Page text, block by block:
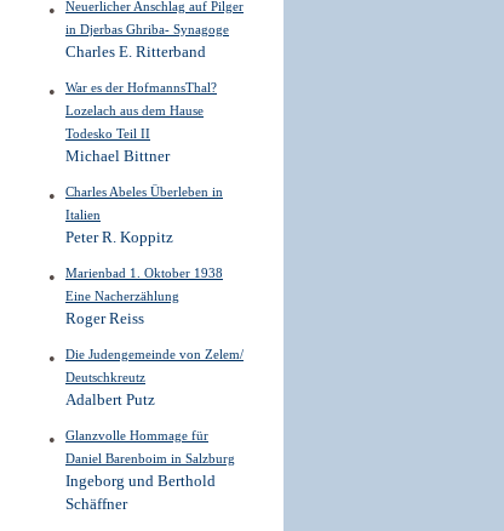
Neuerlicher Anschlag auf Pilger
in Djerbas Ghriba- Synagoge
Charles E. Ritterband
War es der HofmannsThal?
Lozelach aus dem Hause
Todesko Teil II
Michael Bittner
Charles Abeles Überleben in
Italien
Peter R. Koppitz
Marienbad 1. Oktober 1938
Eine Nacherzählung
Roger Reiss
Die Judengemeinde von Zelem/
Deutschkreutz
Adalbert Putz
Glanzvolle Hommage für
Daniel Barenboim in Salzburg
Ingeborg und Berthold
Schäffner